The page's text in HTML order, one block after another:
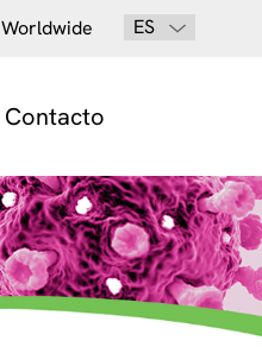
Worldwide ES
Contacto